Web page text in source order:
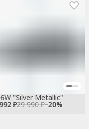
₽29 990 ₽−20%
"Silver Metallic"